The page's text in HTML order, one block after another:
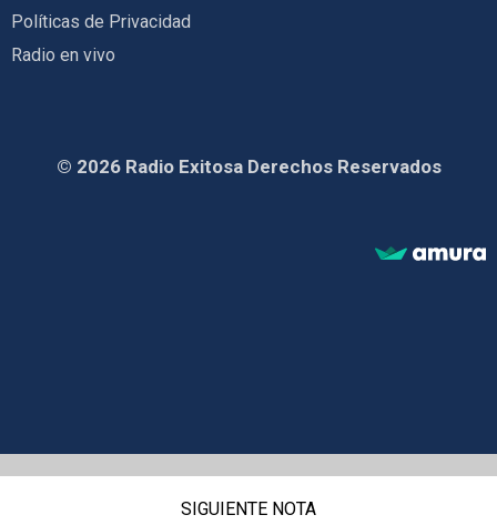
Políticas de Privacidad
Radio en vivo
© 2026 Radio Exitosa Derechos Reservados
SIGUIENTE NOTA